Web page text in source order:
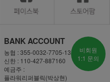
BANK ACCOUNT
농협 : 355-0032-7705-13
신한 : 110-427-887160
예금주 :
플라워리퍼블릭(박상현)
비회원
1:1 문의